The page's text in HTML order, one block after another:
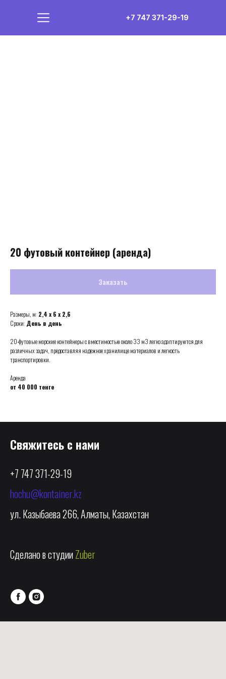
+7 747 371-29-19
20 футовый контейнер (аренда)
Заказать
Размеры, м: 2,4 х 6 х 2,6
Сроки: День в день
20-футовые морские контейнеры с вместимостью около 33 м3 легко адаптируются для
различных задач, предоставляя надежное хранилище материалов и легкость
транспортировки.
Аренда
от 40 000 тенге
Свяжитесь с нами
+7 747 371-29-19
hochu@kontainer.kz
ул. Казыбаева 266, Алматы, Казахстан
Сделано в студииZuber